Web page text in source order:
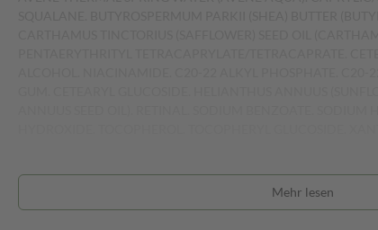
Mehr lesen